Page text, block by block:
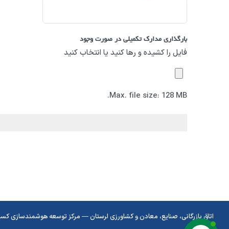
بارگذاری مدارک تکمیلی در صورت وجود
فایل را کشیده و رها کنید یا انتخاب کنید
Max. file size: 128 MB.
اتاق بازرگانی، صنایع، معادن و کشاورزی لرستان — مرکز توسعه هوشمندسازی